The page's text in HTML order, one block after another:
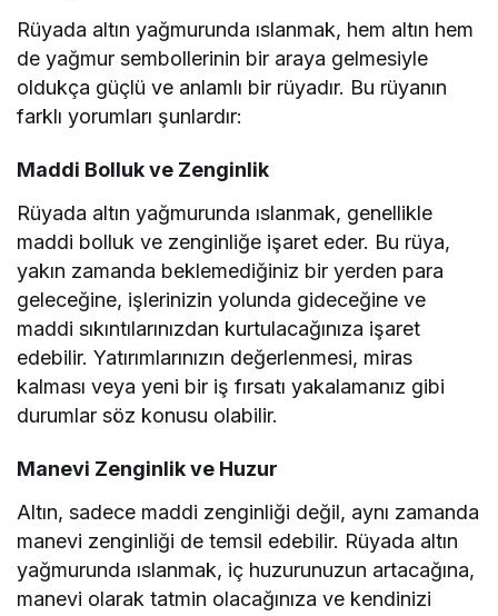
Rüyada altın yağmurunda ıslanmak, hem altın hem
de yağmur sembollerinin bir araya gelmesiyle
oldukça güçlü ve anlamlı bir rüyadır. Bu rüyanın
farklı yorumları şunlardır:
Maddi Bolluk ve Zenginlik
Rüyada altın yağmurunda ıslanmak, genellikle
maddi bolluk ve zenginliğe işaret eder. Bu rüya,
yakın zamanda beklemediğiniz bir yerden para
geleceğine, işlerinizin yolunda gideceğine ve
maddi sıkıntılarınızdan kurtulacağınıza işaret
edebilir. Yatırımlarınızın değerlenmesi, miras
kalması veya yeni bir iş fırsatı yakalamanız gibi
durumlar söz konusu olabilir.
Manevi Zenginlik ve Huzur
Altın, sadece maddi zenginliği değil, aynı zamanda
manevi zenginliği de temsil edebilir. Rüyada altın
yağmurunda ıslanmak, iç huzurunuzun artacağına,
manevi olarak tatmin olacağınıza ve kendinizi